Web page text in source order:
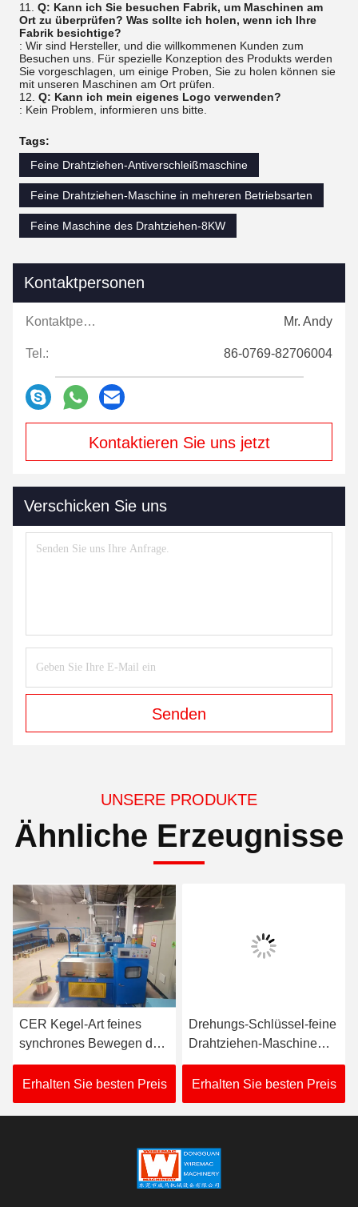
11. Q: Kann ich Sie besuchen Fabrik, um Maschinen am
Ort zu überprüfen? Was sollte ich holen, wenn ich Ihre
Fabrik besichtige?
: Wir sind Hersteller, und die willkommenen Kunden zum
Besuchen uns. Für spezielle Konzeption des Produkts werden
Sie vorgeschlagen, um einige Proben, Sie zu holen können sie
mit unseren Maschinen am Ort prüfen.
12. Q: Kann ich mein eigenes Logo verwenden?
: Kein Problem, informieren uns bitte.
Tags:
Feine Drahtziehen-Antiverschleißmaschine
Feine Drahtziehen-Maschine in mehreren Betriebsarten
Feine Maschine des Drahtziehen-8KW
Kontaktpersonen
Kontaktpersonen: Mr. Andy
Tel.: 86-0769-82706004
Kontaktieren Sie uns jetzt
Verschicken Sie uns
Senden
UNSERE PRODUKTE
Ähnliche Erzeugnisse
CER Kegel-Art feines
synchrones Bewegen der
Drahtziehen-Maschinen-
380V-480V
Erhalten Sie besten Preis
Drehungs-Schlüssel-feine
Drahtziehen-Maschine
vom vertrauenswürdigen
Hersteller
Erhalten Sie besten Preis